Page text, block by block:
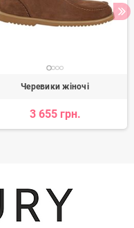
Черевики жіночі
3 655 грн.